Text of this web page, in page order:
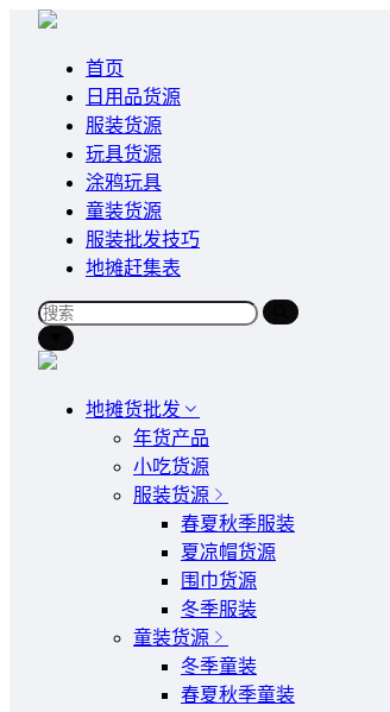
首页
日用品货源
服装货源
玩具货源
涂鸦玩具
童装货源
服装批发技巧
地摊赶集表
地摊货批发
年货产品
小吃货源
服装货源
春夏秋季服装
夏凉帽货源
围巾货源
冬季服装
童装货源
冬季童装
春夏秋季童装